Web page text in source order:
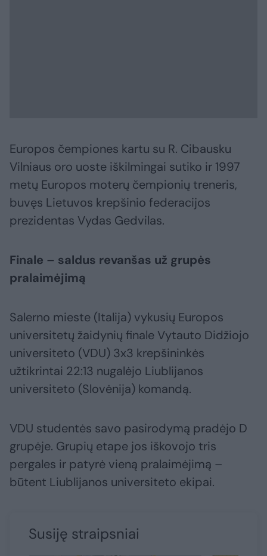
Europos čempiones kartu su R. Cibausku
Vilniaus oro uoste iškilmingai sutiko ir 1997
metų Europos moterų čempionių treneris,
buvęs Lietuvos krepšinio federacijos
prezidentas Vydas Gedvilas.
Finale – saldus revanšas už grupės
pralaimėjimą
Salerno mieste (Italija) vykusių Europos
universitetų žaidynių finale Vytauto Didžiojo
universiteto (VDU) 3x3 krepšininkės
užtikrintai 22:13 nugalėjo Liublijanos
universiteto (Slovėnija) komandą.
VDU studentės savo pasirodymą pradėjo D
grupėje. Grupių etape jos iškovojo tris
pergales ir patyrė vieną pralaimėjimą –
būtent Liublijanos universiteto ekipai.
Susiję straipsniai